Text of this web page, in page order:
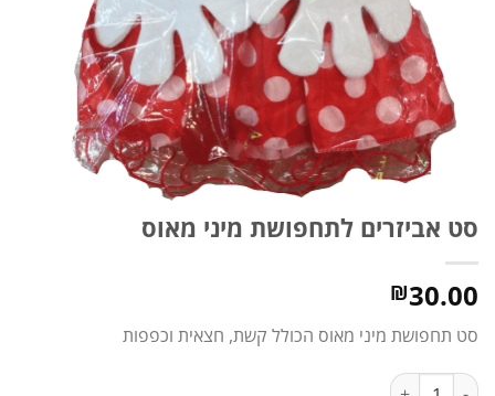
סט אביזרים לתחפושת מיני מאוס
₪30.00
סט תחפושת מיני מאוס הכולל קשת, חצאית וכפפות
כמות של סט אביזרים לתחפושת מיני מאוס